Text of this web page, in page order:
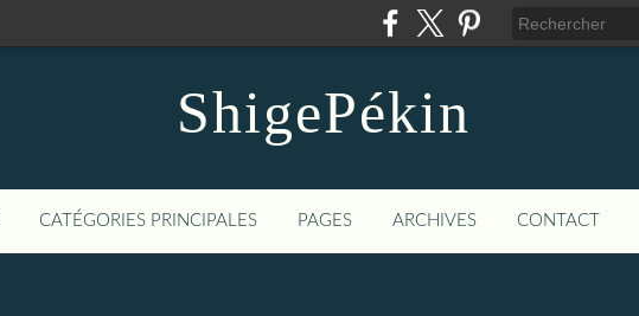
ShigePékin
CATÉGORIES PRINCIPALES PAGES ARCHIVES CONTACT